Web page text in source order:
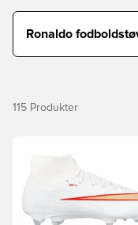
Ronaldo
115 Produkter
Åbner en Modal til